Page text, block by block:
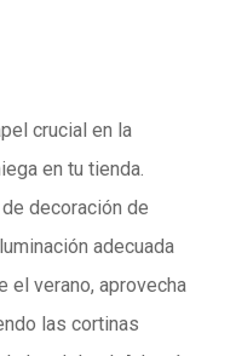
crucial en la
en tu tienda.
decoración de
adecuada
el verano, aprovecha
las cortinas